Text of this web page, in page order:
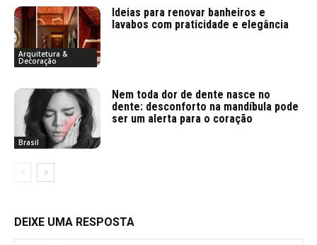
Arquitetura &
Decoração
Ideias para renovar banheiros e
lavabos com praticidade e elegância
Brasil
Nem toda dor de dente nasce no
dente: desconforto na mandíbula pode
ser um alerta para o coração
DEIXE UMA RESPOSTA